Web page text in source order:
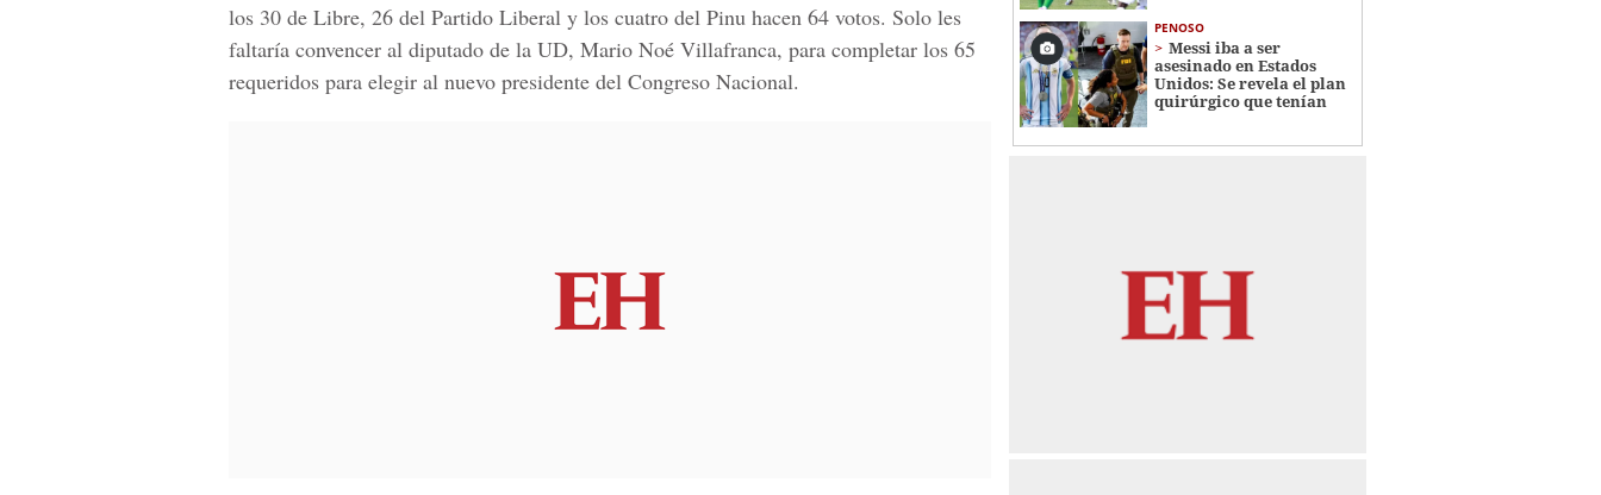
los 30 de Libre, 26 del Partido Liberal y los cuatro del Pinu hacen 64 votos. Solo les
faltaría convencer al diputado de la UD, Mario Noé Villafranca, para completar los 65
requeridos para elegir al nuevo presidente del Congreso Nacional.
PENOSO
Messi iba a ser
asesinado en Estados
Unidos: Se revela el plan
quirúrgico que tenían